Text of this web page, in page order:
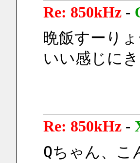
Re: 850kHz-
晩飯すーりょ
いい感じに
Re: 850kHz-
Qちゃん、